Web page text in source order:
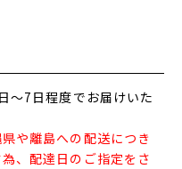
～7日程度でお届けいた
や離島への配送につき
、配達日のご指定をさ